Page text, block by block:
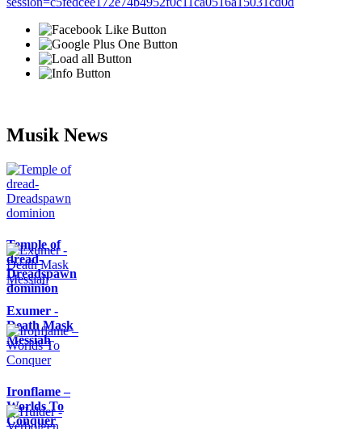
Musik News
Temple of
dread-
Dreadspawn
dominion
Exumer -
Death Mask
Messiah
Ironflame –
Worlds To
Conquer